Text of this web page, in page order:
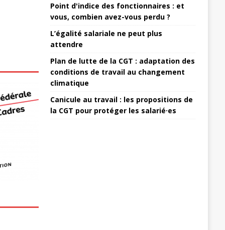
Point d'indice des fonctionnaires : et
vous, combien avez-vous perdu ?
L’égalité salariale ne peut plus
attendre
Plan de lutte de la CGT : adaptation des
conditions de travail au changement
climatique
Canicule au travail : les propositions de
la CGT pour protéger les salarié·es